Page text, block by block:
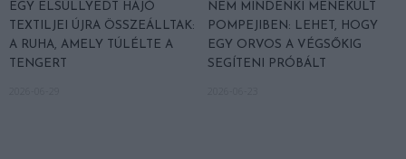
EGY ELSÜLLYEDT HAJÓ
TEXTILJEI ÚJRA ÖSSZEÁLLTAK:
A RUHA, AMELY TÚLÉLTE A
TENGERT
NEM MINDENKI MENEKÜLT
POMPEJIBEN: LEHET, HOGY
EGY ORVOS A VÉGSŐKIG
SEGÍTENI PRÓBÁLT